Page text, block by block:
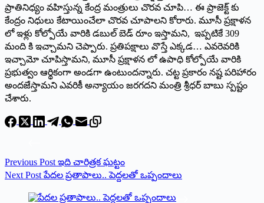
ప్రాతినిధ్యం వహిస్తున్న కేంద్ర మంత్రులు చొరవ చూపి… ఈ ప్రాజెక్ట్ ‌కు
కేంద్రం నిధులు కేటాయించేలా చొరవ చూపాలని కోరారు. మూసీ ప్రక్షాళన
లో ఇళ్లు కోల్పోయే వారికి డబుల్‌ ‌బెడ్‌ ‌రూం ఇస్తామని, ఇప్పటికే 309
మంది కి ఇచ్చామని చెప్పారు. ప్రతిపక్షాలు వొస్తే ఎక్కడ… ఎవరెవరికి
ఇచ్చామో చూపిస్తామని, మూసీ ప్రక్షాళన లో ఉపాధి కోల్పోయే వారికి
ప్రభుత్వం ఆర్థికంగా అండగా ఉంటుందన్నారు. చట్ట ప్రకారం నష్ట పరిహారం
అందజేస్తామని ఎవరికీ అన్యాయం జరగదని మంత్రి శ్రీధర్‌ ‌బాబు స్పష్టం
చేశారు.
Previous Post ఇది చారిత్రక ఘట్టం
Next Post పేదల ప్రతాపాలు.. పెద్దలతో ఒప్పందాలు